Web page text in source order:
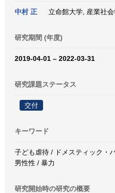
中村 正 立命館大学, 産業社
研究期間 (年度)
2019-04-01 – 2022-03-31
研究課題ステータス
交付
キーワード
子ども虐待 / ドメスティック・
男性性 / 暴力
研究開始時の研究の概要